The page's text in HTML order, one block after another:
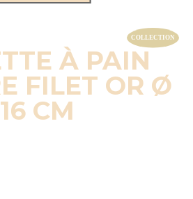
À PAIN
FILET OR Ø
16 CM